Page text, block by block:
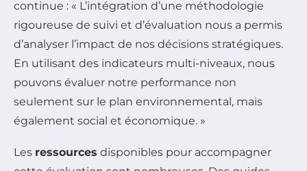
continue : « L’intégration d’une méthodologie
rigoureuse de suivi et d’évaluation nous a permis
d’analyser l’impact de nos décisions stratégiques.
En utilisant des indicateurs multi-niveaux, nous
pouvons évaluer notre performance non
seulement sur le plan environnemental, mais
également social et économique. »
Les ressources disponibles pour accompagner